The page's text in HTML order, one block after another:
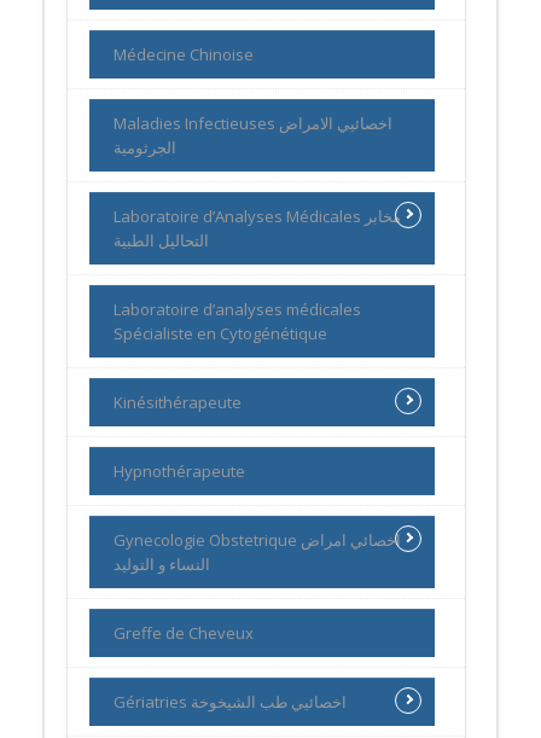
Médecine Chinoise
Maladies Infectieuses اخصائيي الامراض
الجرثومية
Laboratoire d’Analyses Médicales مخابر
التحاليل الطبية
Laboratoire d’analyses médicales
Spécialiste en Cytogénétique
Kinésithérapeute
Hypnothérapeute
Gynecologie Obstetrique اخصائي امراض
النساء و التوليد
Greffe de Cheveux
Gériatries اخصائيي طب الشيخوخة